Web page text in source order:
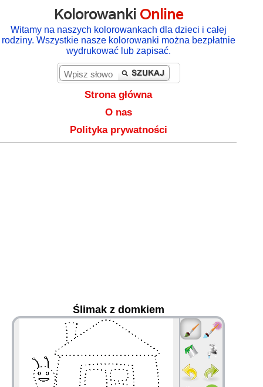
Kolorowanki Online
Witamy na naszych kolorowankach dla dzieci i całej
rodziny. Wszystkie nasze kolorowanki można bezpłatnie
wydrukować lub zapisać.
Strona główna
O nas
Polityka prywatności
Ślimak z domkiem